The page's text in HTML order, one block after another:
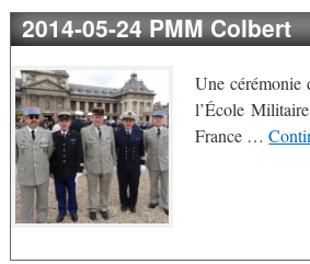
2014-05-24 PMM Colbert
Une cérémonie
l’École
France …